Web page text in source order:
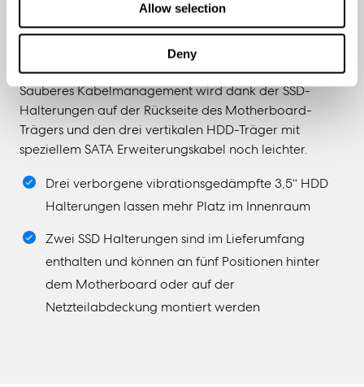
Allow selection
Deny
Eliminiere die Unordnung hinter dem
Sauberes Kabelmanagement wird dank der SSD-
Halterungen auf der Rückseite des Motherboard-
Trägers und den drei vertikalen HDD-Träger mit
speziellem SATA Erweiterungskabel noch leichter.
Drei verborgene vibrationsgedämpfte 3,5‘‘ HDD
Halterungen lassen mehr Platz im Innenraum
Zwei SSD Halterungen sind im Lieferumfang
enthalten und können an fünf Positionen hinter
dem Motherboard oder auf der
Netzteilabdeckung montiert werden